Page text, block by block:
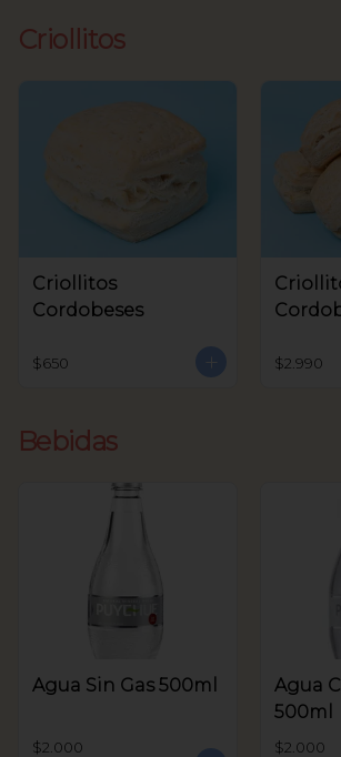
Criollitos
Criollitos
Cordobeses
$650 $2.990
Bebidas
Agua Sin Gas 500ml
$2.000
Agua
500ml
$2.000